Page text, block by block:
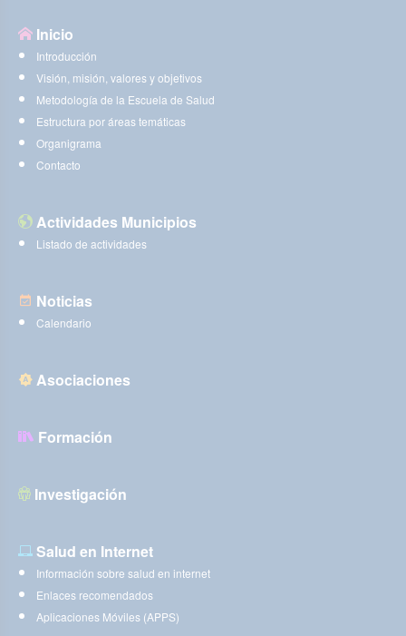
Inicio
Introducción
Visión, misión, valores y objetivos
Metodología de la Escuela de Salud
Estructura por áreas temáticas
Organigrama
Contacto
Actividades Municipios
Listado de actividades
Noticias
Calendario
Asociaciones
Formación
Investigación
Salud en Internet
Información sobre salud en internet
Enlaces recomendados
Aplicaciones Móviles (APPS)